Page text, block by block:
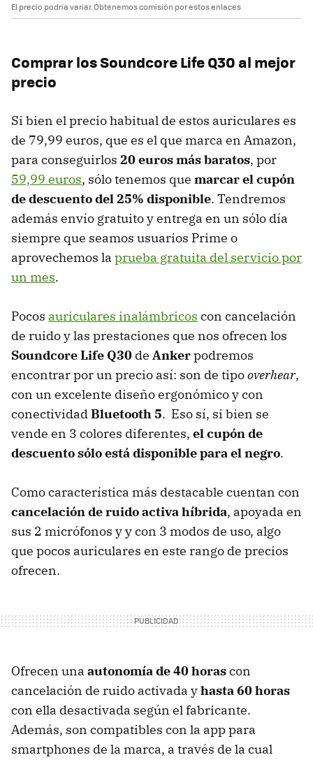
El precio podría variar. Obtenemos comisión por estos enlaces
Comprar los Soundcore Life Q30 al mejor
precio
Si bien el precio habitual de estos auriculares es
de 79,99 euros, que es el que marca en Amazon,
para conseguirlos 20 euros más baratos, por
59,99 euros, sólo tenemos que marcar el cupón
de descuento del 25% disponible. Tendremos
además envío gratuito y entrega en un sólo día
siempre que seamos usuarios Prime o
aprovechemos la prueba gratuita del servicio por
un mes.
Pocos auriculares inalámbricos con cancelación
de ruido y las prestaciones que nos ofrecen los
Soundcore Life Q30 de Ankerpodremos
encontrar por un precio así: son de tipooverhear,
con un excelente diseño ergonómico y con
conectividadBluetooth 5. Eso sí, si bien se
vende en 3 colores diferentes, el cupón de
descuento sólo está disponible para el negro.
Como característica más destacable cuentan con
cancelación de ruido activa híbrida, apoyada en
sus 2 micrófonos y y con 3 modos de uso, algo
que pocos auriculares en este rango de precios
ofrecen.
Ofrecen una autonomía de 40 horascon
cancelación de ruido activada yhasta 60 horas
con ella desactivada según el fabricante.
Además, son compatibles con la app para
smartphones de la marca, a través de la cual